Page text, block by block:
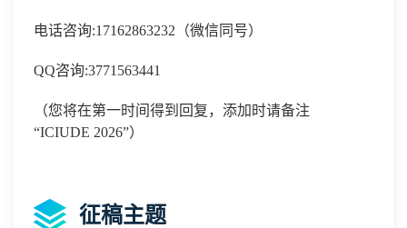
电话咨询:17162863232 （微信同号）
QQ咨询:3771563441
（您将在第一时间得到回复，添加时请备注
“ICIUDE 2026”）
征稿主题